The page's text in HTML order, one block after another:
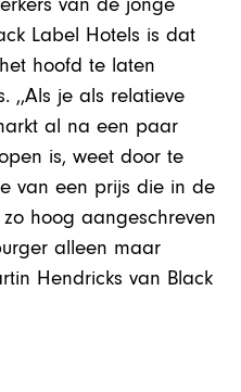
van de jonge
Label Hotels is dat
hoofd te laten
,,Als je als relatieve
al na een paar
is, weet door te
van een prijs die in de
hoog aangeschreven
alleen maar
Hendricks van Black